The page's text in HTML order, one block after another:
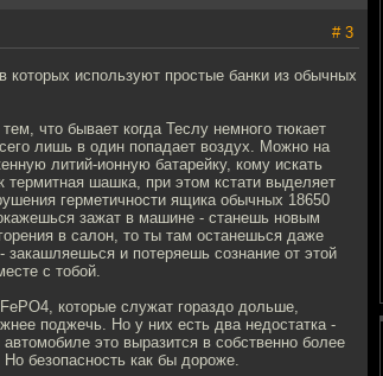
# 3
используют простые банки из обычных
что бывает когда Теслу немного тюкает
лишь в один попадает воздух. Можно на
литий-ионную батарейку, кому искать
термитная шашка, при этом кстати выделяет
герметичности ящика обычных 18650
зажат в машине - станешь новым
в салон, то ты там останешься даже
закашляешься и потеряешь сознание от этой
с тобой.
которые служат гораздо дольше,
поджечь. Но у них есть два недостатка -
это выразится в собственно более
безопасность как бы дороже.